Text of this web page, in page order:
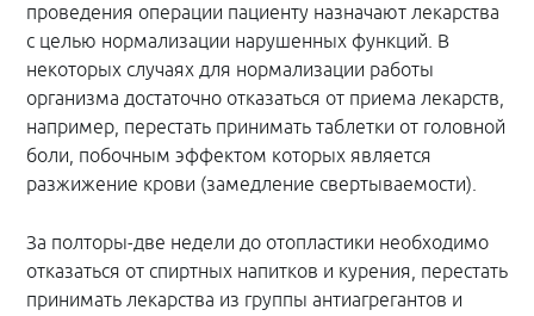
проведения операции пациенту назначают лекарства
с целью нормализации нарушенных функций. В
некоторых случаях для нормализации работы
организма достаточно отказаться от приема лекарств,
например, перестать принимать таблетки от головной
боли, побочным эффектом которых является
разжижение крови (замедление свертываемости).
За полторы-две недели до отопластики необходимо
отказаться от спиртных напитков и курения, перестать
принимать лекарства из группы антиагрегантов и